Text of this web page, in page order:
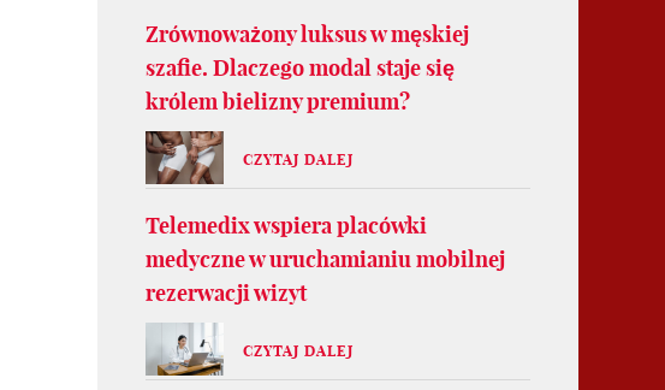
Zrównoważony luksus w męskiej
szafie. Dlaczego modal staje się
królem bielizny premium?
CZYTAJ DALEJ
Telemedix wspiera placówki
medyczne w uruchamianiu mobilnej
rezerwacji wizyt
CZYTAJ DALEJ